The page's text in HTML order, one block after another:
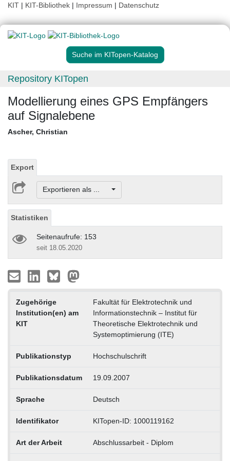
KIT | KIT-Bibliothek | Impressum | Datenschutz
Suche im KITopen-Katalog
Repository KITopen
Modellierung eines GPS Empfängers
auf Signalebene
Ascher, Christian
Export
Exportieren als ...
Statistiken
Seitenaufrufe: 153
seit 18.05.2020
Zugehörige
Institution(en) am
KIT
Fakultät für Elektrotechnik und
Informationstechnik – Institut für
Theoretische Elektrotechnik und
Systemoptimierung (ITE)
Publikationstyp Hochschulschrift
Publikationsdatum 19.09.2007
Sprache Deutsch
Identifikator KITopen-ID: 1000119162
Art der Arbeit Abschlussarbeit - Diplom